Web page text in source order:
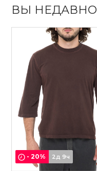
ВЫ
-20% 2д 9ч